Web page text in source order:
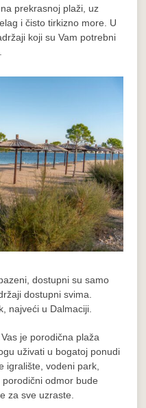
prekrasnoj plaži, uz
i čisto tirkizno more. U
koji su Vam potrebni
dostupni su samo
dostupni svima.
, najveći u Dalmaciji.
je porodična plaža
uživati u bogatoj ponudi
igralište, vodeni park,
odmor bude
za sve uzraste.